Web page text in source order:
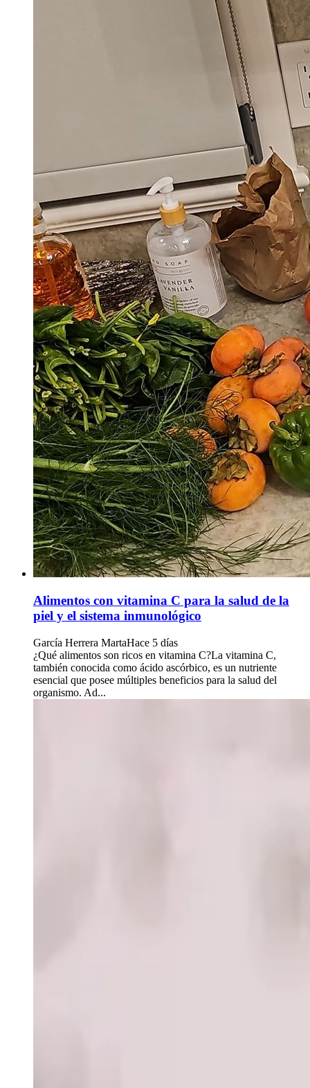
Alimentos con vitamina C para la salud de la
piel y el sistema inmunológico
García Herrera MartaHace 5 días
¿Qué alimentos son ricos en vitamina C?La vitamina C,
también conocida como ácido ascórbico, es un nutriente
esencial que posee múltiples beneficios para la salud del
organismo. Ad...